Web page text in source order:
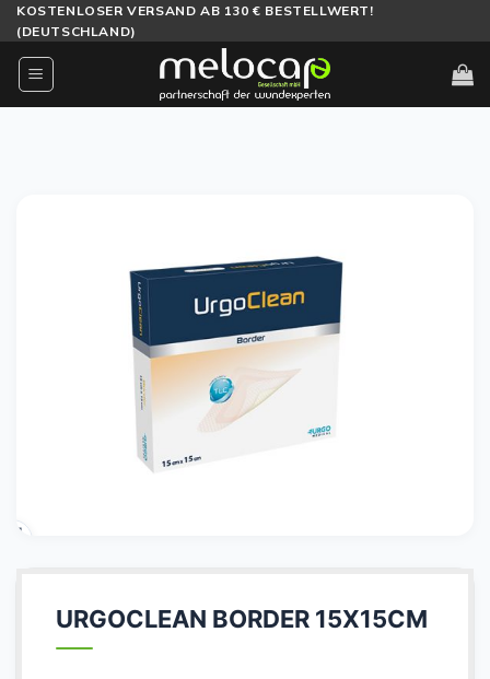
Zum
Inhalt
springen
KOSTENLOSER VERSAND AB 130 € BESTELLWERT!
(DEUTSCHLAND)
URGOCLEAN BORDER 15X15CM